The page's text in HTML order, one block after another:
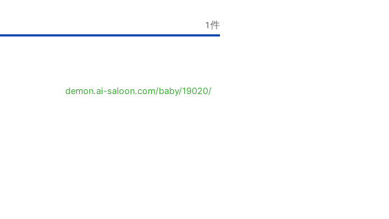
1件
demon.ai-saloon.com/baby/19020/